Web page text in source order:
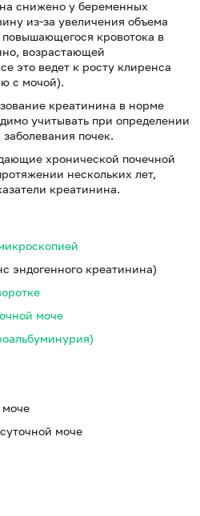
снижено у беременных
из-за увеличения объема
кровотока в
возрастающей
это ведет к росту клиренса
с мочой).
креатинина в норме
учитывать при определении
почек.
хронической почечной
нескольких лет,
креатинина.
эндогенного креатинина)
моче
моче
моче